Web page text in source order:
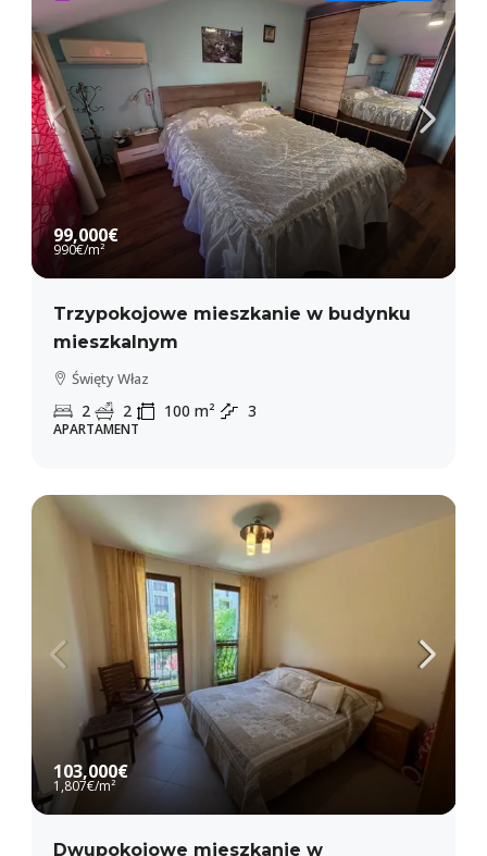
99,000€
990€/m²
Trzypokojowe mieszkanie w budynku
mieszkalnym
Święty Właz
2 2 100 m² 3
APARTAMENT
103,000€
1,807€/m²
Dwupokojowe mieszkanie w